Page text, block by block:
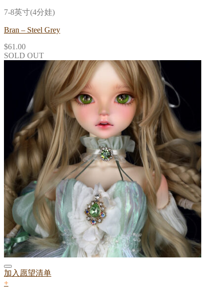
7-8英寸(4分娃)
Bran – Steel Grey
$61.00
SOLD OUT
加入愿望清单
+